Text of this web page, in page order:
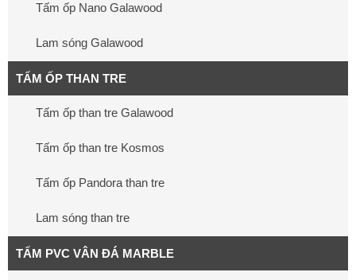
Tấm ốp Nano Galawood
Lam sóng Galawood
TẤM ỐP THAN TRE
Tấm ốp than tre Galawood
Tấm ốp than tre Kosmos
Tấm ốp Pandora than tre
Lam sóng than tre
TẤM PVC VÂN ĐÁ MARBLE